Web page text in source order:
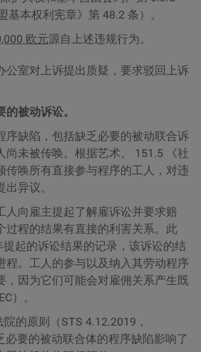
基本权利宪章》第 48.2 条）。
欧元源自上述违规行为。
公室对上诉提出质疑，要求驳回上诉
被动诉讼。
序缺陷，包括缺乏必要的被动联合诉
尚未被传唤。根据艺术。 151.5 《社
传唤所有直接参与程序的工人，对违
异议。
人向雇主提起了解雇诉讼并要求赔
过程的结果有直接的利害关系。此
起的诉讼结果的记录，该诉讼的结
程。工人的参与以及纳入其劳动程序
，因为它们可能会对雇佣关系产生既
）。
的原则（STS 4.12.2019，
必要的被动联合体的程序缺陷影响了